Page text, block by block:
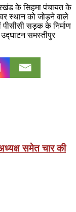
के सिहमा पंचायत के
स्थान को जोड़ने वाले
सड़क के निर्माण
समस्तीपुर
समेत चार की